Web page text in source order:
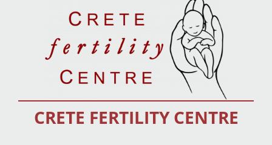
CRETE FERTILITY CENTRE